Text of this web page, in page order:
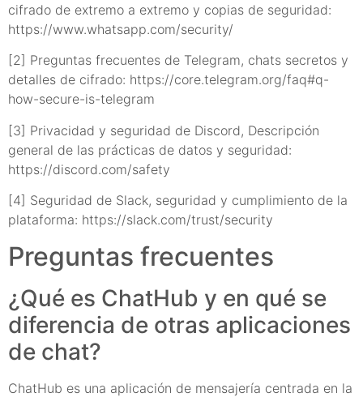
cifrado de extremo a extremo y copias de seguridad:
https://www.whatsapp.com/security/
[2] Preguntas frecuentes de Telegram, chats secretos y
detalles de cifrado: https://core.telegram.org/faq#q-
how-secure-is-telegram
[3] Privacidad y seguridad de Discord, Descripción
general de las prácticas de datos y seguridad:
https://discord.com/safety
[4] Seguridad de Slack, seguridad y cumplimiento de la
plataforma: https://slack.com/trust/security
Preguntas frecuentes
¿Qué es ChatHub y en qué se
diferencia de otras aplicaciones
de chat?
ChatHub es una aplicación de mensajería centrada en la